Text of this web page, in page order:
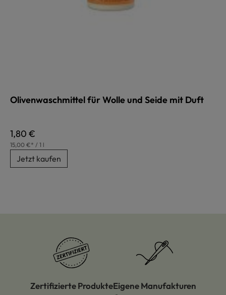
Olivenwaschmittel für Wolle und Seide mit Duft
Regulärer Preis:
1,80 €
15,00 €* / 1 l
Jetzt kaufen
Zertifizierte ProdukteEigene Manufakturen